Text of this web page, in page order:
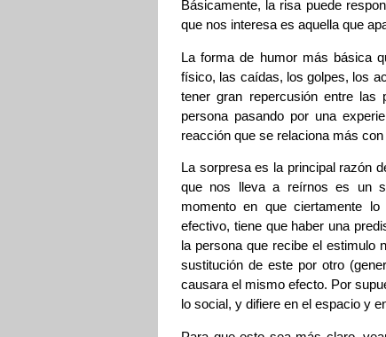
Básicamente, la risa puede
que nos interesa es aquella que
La forma de humor más básica
físico, las caídas, los golpes, los
tener gran repercusión entre las
persona pasando por una
reacción que se relaciona más
La sorpresa es la principal razón
que nos lleva a reírnos es un
momento en que ciertamente
efectivo, tiene que haber una
la persona que recibe el estimulo
sustitución de este por otro
causara el mismo efecto. Por
lo social, y difiere en el espacio y